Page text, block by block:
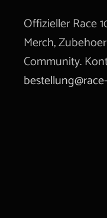
Offizieller Race
Merch,
Community.